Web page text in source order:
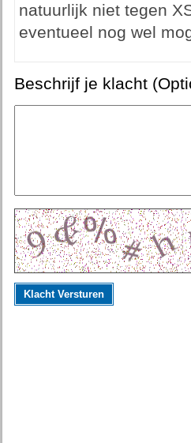
natuurlijk niet tegen
eventueel nog wel
Beschrijf je klacht
Klacht Versturen